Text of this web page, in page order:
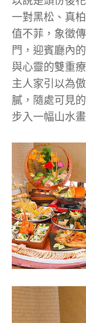
一對黑松、真
值不菲，象徵
門，迎賓廳內
與心靈的雙重
主人家引以為
膩，隨處可見
步入一幅山水